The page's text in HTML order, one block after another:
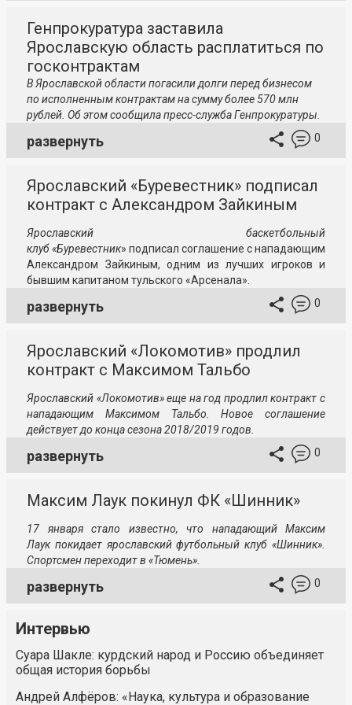
Генпрокуратура заставила
Ярославскую область расплатиться по
госконтрактам
В Ярославской области погасили долги перед бизнесом
по исполненным контрактам на сумму более 570 млн
рублей. Об этом сообщила пресс-служба Генпрокуратуры.
развернуть 0
Ярославский «Буревестник» подписал
контракт с Александром Зайкиным
Ярославский баскетбольный
клуб «Буревестник» подписал соглашение с нападающим
Александром Зайкиным, одним из лучших игроков и
бывшим капитаном тульского «Арсенала».
развернуть 0
Ярославский «Локомотив» продлил
контракт с Максимом Тальбо
Ярославский «Локомотив» еще на год продлил контракт с
нападающим Максимом Тальбо. Новое соглашение
действует до конца сезона 2018/2019 годов.
развернуть 0
Максим Лаук покинул ФК «Шинник»
17 января стало известно, что нападающий Максим
Лаук покидает ярославский футбольный клуб «Шинник».
Спортсмен переходит в «Тюмень».
развернуть 0
Интервью
Суара Шакле: курдский народ и Россию объединяет
общая история борьбы
Андрей Алфёров: «Наука, культура и образование